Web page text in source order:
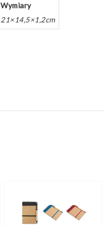
Wymiary
21×14,5×1,2cm